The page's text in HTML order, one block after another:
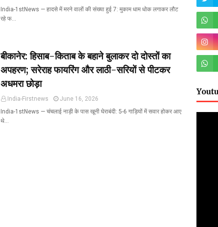
India-1stNews ​— हादसे में मरने वालों की संख्या हुई 7: मुकाम धाम धोक लगाकर लौट
रहे फ…
बीकानेर: हिसाब-किताब के बहाने बुलाकर दो दोस्तों का
अपहरण; सरेराह फायरिंग और लाठी-सरियों से पीटकर
अधमरा छोड़ा
India-Firstnews
June 16, 2026
India-1stNews ​— चंचलाई नाड़ी के पास खूनी घेराबंदी: 5-6 गाड़ियों में सवार होकर आए
थे…